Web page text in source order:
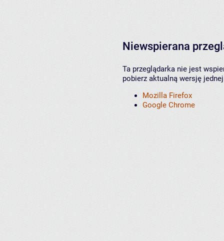
Niewspierana
Ta przeglądarka nie jest
pobierz aktualną wersję
Mozilla Firefox
Google Chrome